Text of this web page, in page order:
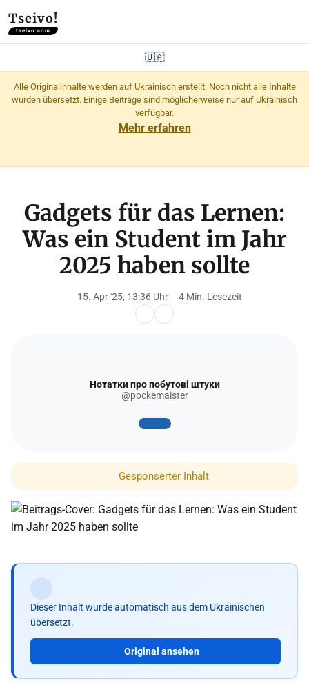
Tseivo!
tseivo.com
🇺🇦
Alle Originalinhalte werden auf Ukrainisch erstellt. Noch nicht alle Inhalte
wurden übersetzt. Einige Beiträge sind möglicherweise nur auf Ukrainisch
verfügbar.
Mehr erfahren
Gadgets für das Lernen:
Was ein Student im Jahr
2025 haben sollte
15. Apr '25, 13:36 Uhr 4 Min. Lesezeit
Нотатки про побутові штуки
@pockemaister
Gesponserter Inhalt
Dieser Inhalt wurde automatisch aus dem Ukrainischen
übersetzt.
Original ansehen